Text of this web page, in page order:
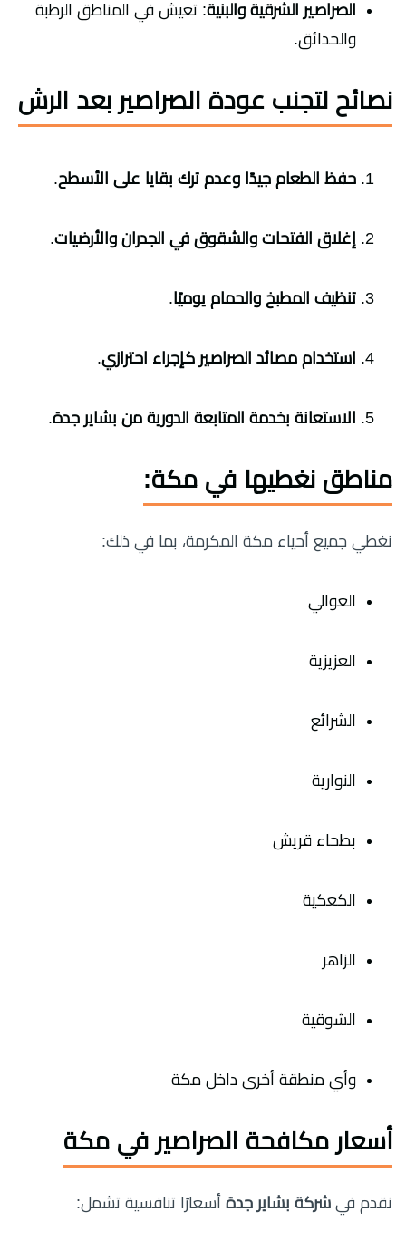
الصراصير الشرقية والبنية: تعيش في المناطق الرطبة
والحدائق.
نصائح لتجنب عودة الصراصير بعد الرش
حفظ الطعام جيدًا وعدم ترك بقايا على الأسطح.
إغلاق الفتحات والشقوق في الجدران والأرضيات.
تنظيف المطبخ والحمام يوميًا .
استخدام مصائد الصراصير كإجراء احترازي.
الاستعانة بخدمة المتابعة الدورية من بشاير جدة.
مناطق نغطيها في مكة:
نغطي جميع أحياء مكة المكرمة، بما في ذلك:
العوالي
العزيزية
الشرائع
النوارية
بطحاء قريش
الكعكية
الزاهر
الشوقية
وأي منطقة أخرى داخل مكة
أسعار مكافحة الصراصير في مكة
نقدم في شركة بشاير جدة أسعارًا تنافسية تشمل: